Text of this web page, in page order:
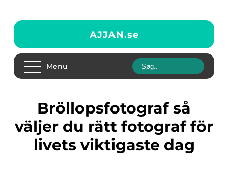
AJJAN.se
Menu
Bröllopsfotograf så
väljer du rätt fotograf för
livets viktigaste dag